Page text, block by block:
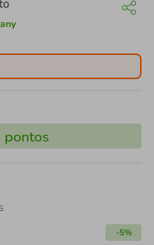
pontos
-5%